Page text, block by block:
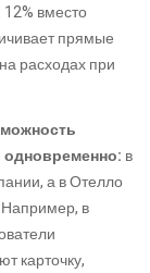
вместо
прямые
расходах при
одновременно: в
а в Отелло
Например, в
карточку,